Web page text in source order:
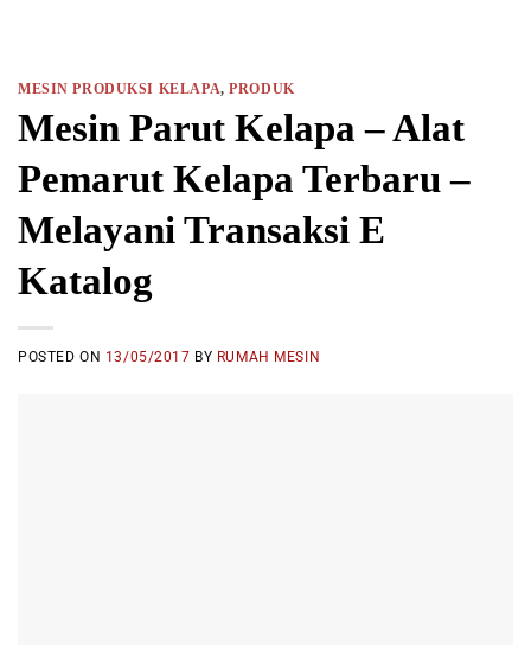
MESIN PRODUKSI KELAPA,PRODUK
Mesin Parut Kelapa – Alat
Pemarut Kelapa Terbaru –
Melayani Transaksi E
Katalog
POSTED ON 13/05/2017 BY RUMAH MESIN